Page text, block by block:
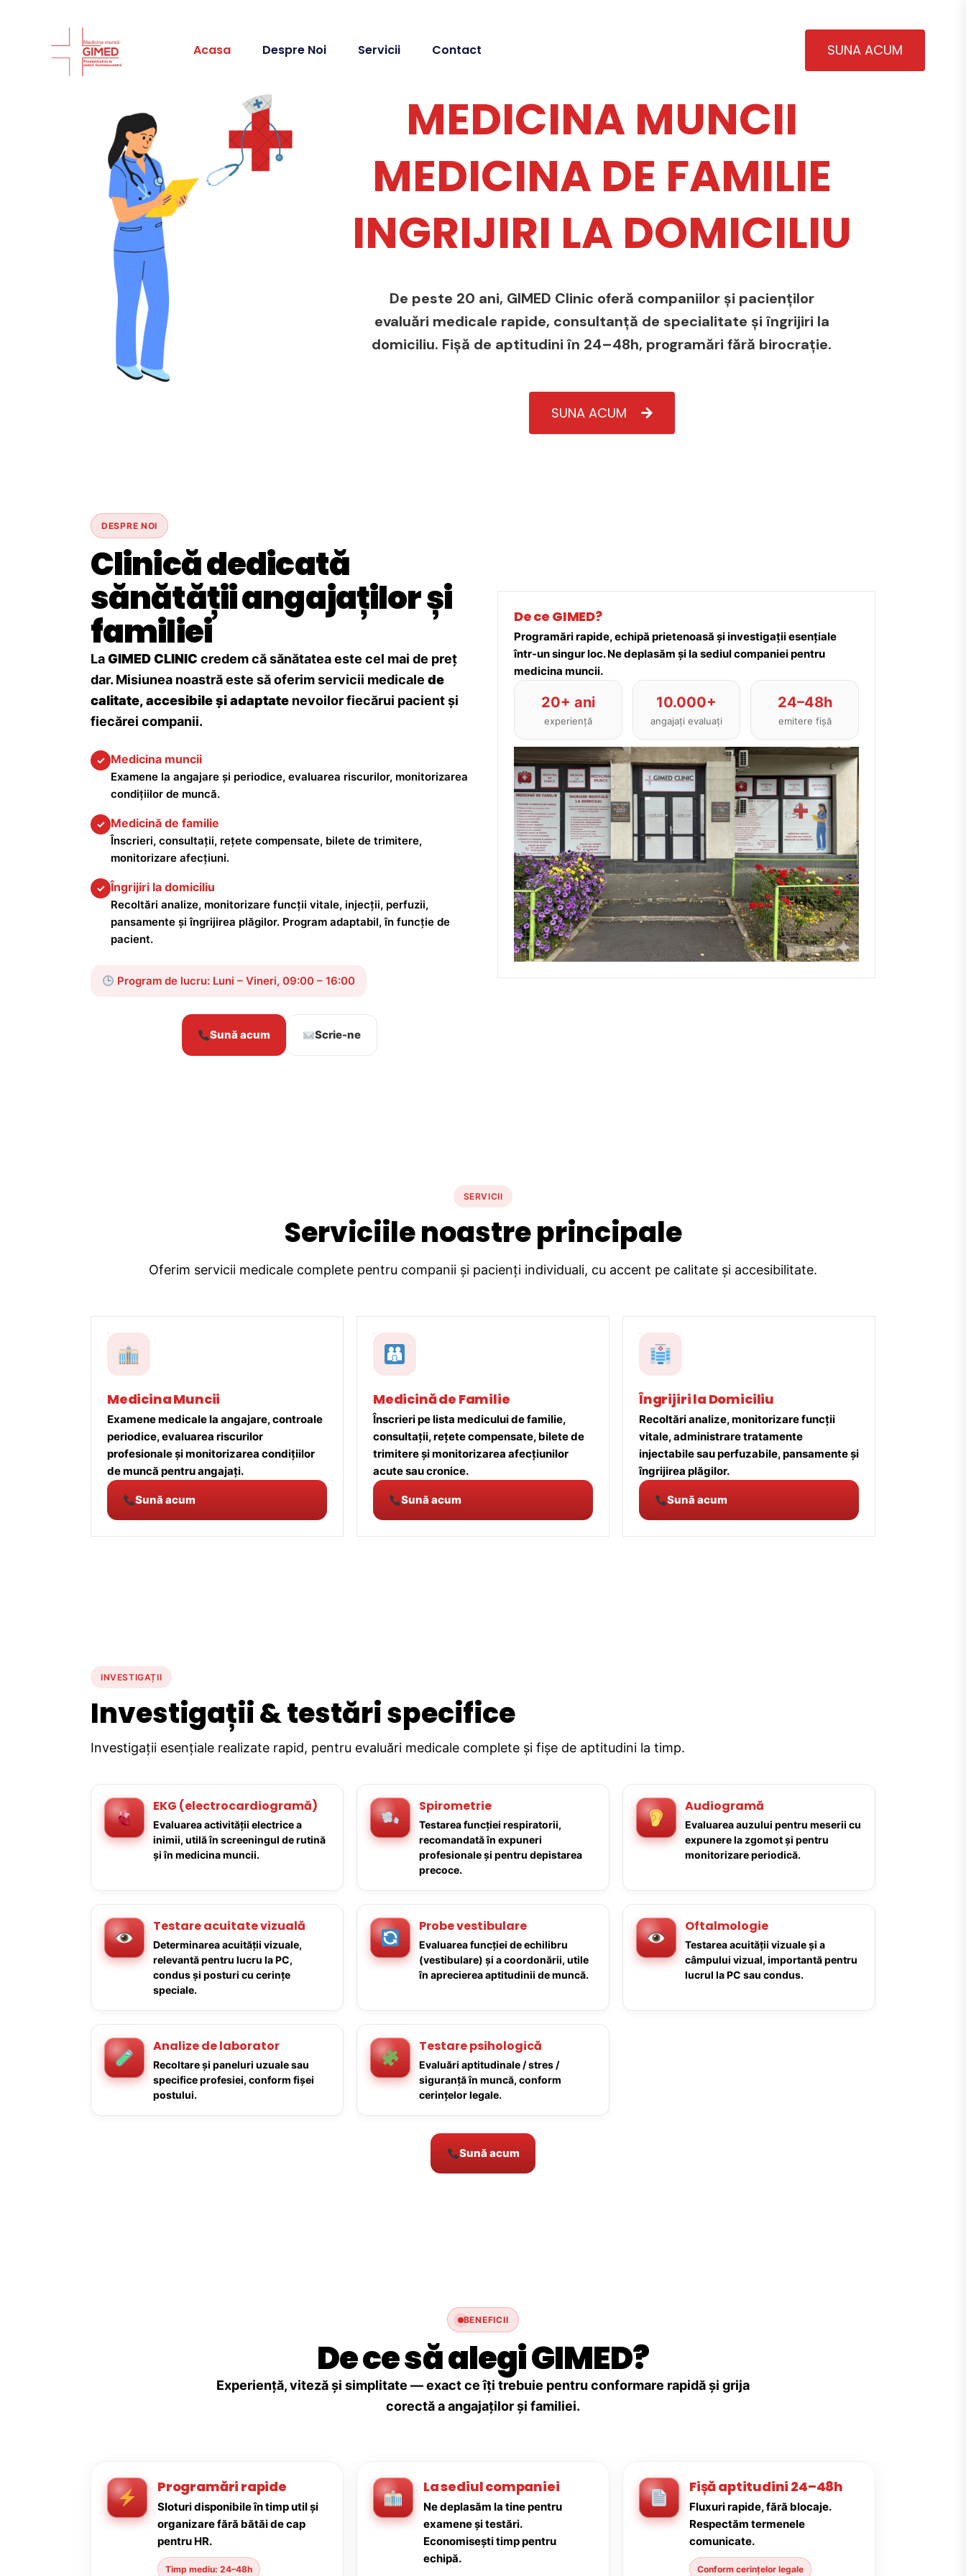
Acasa Despre Noi Servicii Contact SUNA ACUM
MEDICINA MUNCII
MEDICINA DE FAMILIE
INGRIJIRI LA DOMICILIU
De peste 20 ani, GIMED Clinic oferă companiilor și pacienților
evaluări medicale rapide, consultanță de specialitate și îngrijiri la
domiciliu. Fișă de aptitudini în 24–48h, programări fără birocrație.
SUNA ACUM
DESPRE NOI
Clinică dedicată
sănătății angajaților și
familiei
LaGIMED CLINIC credem că sănătatea este cel mai de preț
dar. Misiunea noastră este să oferim servicii medicale de
calitate, accesibile și adaptate nevoilor fiecărui pacient și
fiecărei companii.
✓ Medicina muncii
Examene la angajare și periodice, evaluarea riscurilor, monitorizarea
condițiilor de muncă.
✓ Medicină de familie
Înscrieri, consultații, rețete compensate, bilete de trimitere,
monitorizare afecțiuni.
✓ Îngrijiri la domiciliu
Recoltări analize, monitorizare funcții vitale, injecții, perfuzii,
pansamente și îngrijirea plăgilor. Program adaptabil, în funcție de
pacient.
Program de lucru: Luni – Vineri, 09:00 – 16:00
Sună acum Scrie-ne
De ce GIMED?
Programări rapide, echipă prietenoasă și investigații esențiale
într-un singur loc. Ne deplasăm și la sediul companiei pentru
medicina muncii.
20+ ani
experiență
10.000+
angajați evaluați
24–48h
emitere fișă
SERVICII
Serviciile noastre principale
Oferim servicii medicale complete pentru companii și pacienți individuali, cu accent pe calitate și accesibilitate.
Medicina Muncii
Examene medicale la angajare, controale
periodice, evaluarea riscurilor
profesionale și monitorizarea condițiilor
de muncă pentru angajați.
Sună acum
Medicină de Familie
Înscrieri pe lista medicului de familie,
consultații, rețete compensate, bilete de
trimitere și monitorizarea afecțiunilor
acute sau cronice.
Sună acum
Îngrijiri la Domiciliu
Recoltări analize, monitorizare funcții
vitale, administrare tratamente
injectabile sau perfuzabile, pansamente și
îngrijirea plăgilor.
Sună acum
INVESTIGAȚII
Investigații & testări specifice
Investigații esențiale realizate rapid, pentru evaluări medicale complete și fișe de aptitudini la timp.
EKG (electrocardiogramă)
Evaluarea activității electrice a
inimii, utilă în screeningul de rutină
și în medicina muncii.
Spirometrie
Testarea funcției respiratorii,
recomandată în expuneri
profesionale și pentru depistarea
precoce.
Audiogramă
Evaluarea auzului pentru meserii cu
expunere la zgomot și pentru
monitorizare periodică.
Testare acuitate vizuală
Determinarea acuității vizuale,
relevantă pentru lucru la PC,
condus și posturi cu cerințe
speciale.
Probe vestibulare
Evaluarea funcției de echilibru
(vestibulare) și a coordonării, utile
în aprecierea aptitudinii de muncă.
Oftalmologie
Testarea acuității vizuale și a
câmpului vizual, importantă pentru
lucrul la PC sau condus.
Analize de laborator
Recoltare și paneluri uzuale sau
specifice profesiei, conform fișei
postului.
Testare psihologică
Evaluări aptitudinale / stres /
siguranță în muncă, conform
cerințelor legale.
Sună acum
BENEFICII
De ce să alegi GIMED?
Experiență, viteză și simplitate — exact ce îți trebuie pentru conformare rapidă și grija
corectă a angajaților și familiei.
Programări rapide
Sloturi disponibile în timp util și
organizare fără bătăi de cap
pentru HR.
Timp mediu: 24–48h
La sediul companiei
Ne deplasăm la tine pentru
examene și testări.
Economisești timp pentru
echipă.
Fișă aptitudini 24–48h
Fluxuri rapide, fără blocaje.
Respectăm termenele
comunicate.
Conform cerințelor legale